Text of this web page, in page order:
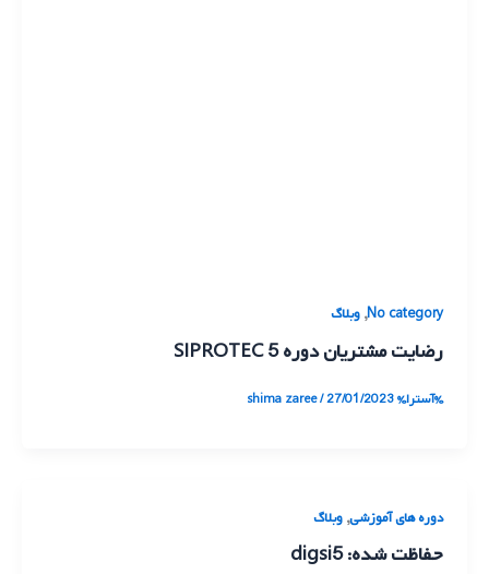
No category
, وبلاگ
رضایت مشتریان دوره SIPROTEC 5
%آسترا% shima zaree/27/01/2023
دوره های آموزشی, وبلاگ
حفاظت شده: digsi5